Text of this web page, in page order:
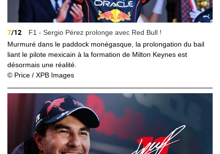
7/12
F1 - Sergio Pérez prolonge avec Red Bull !
Murmuré dans le paddock monégasque, la prolongation du bail
liant le pilote mexicain à la formation de Milton Keynes est
désormais une réalité.
© Price / XPB Images